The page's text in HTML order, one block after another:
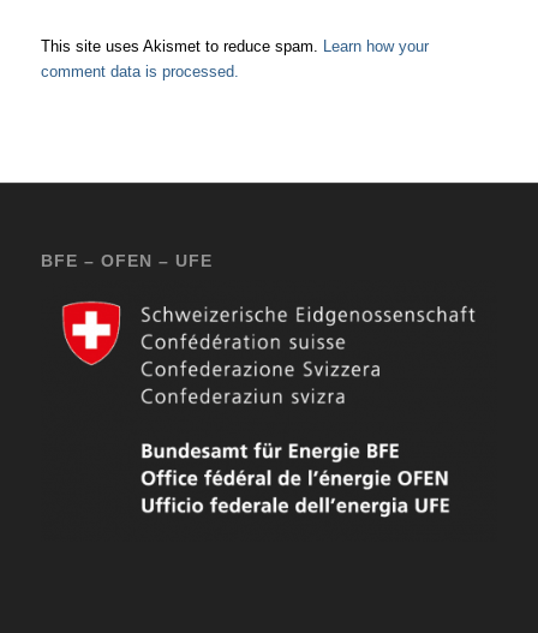
This site uses Akismet to reduce spam. Learn how your
comment data is processed.
BFE – OFEN – UFE